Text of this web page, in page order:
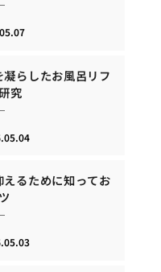
らしたお風呂リフ
究
るために知ってお